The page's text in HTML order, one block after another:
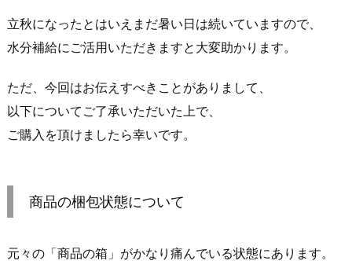
立秋になったとはいえまだ暑い日は続いていますので、
水分補給にご活用いただきますと大変助かります。
ただ、今回はお伝えすべきことがありまして、
以下についてご了承いただいた上で、
ご購入を頂けましたら幸いです。
商品の梱包状態について
元々の「商品の箱」がかなり痛んでいる状態にあります。